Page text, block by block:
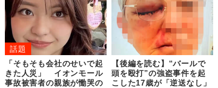
話題
「そもそも会社のせいで起
きた人災」 イオンモール
事故被害者の親族が慟哭の
【後編を読む】“バールで
頭を殴打”の強盗事件を起
こした17歳が「逆送なし」